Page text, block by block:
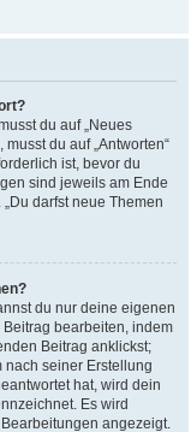
du auf „Neues
du auf „Antworten“
ist, bevor du
sind jeweils am Ende
darfst neue Themen
du nur deine eigenen
bearbeiten, indem
Beitrag anklickst;
nach seiner Erstellung
hat, wird dein
Es wird
angezeigt.